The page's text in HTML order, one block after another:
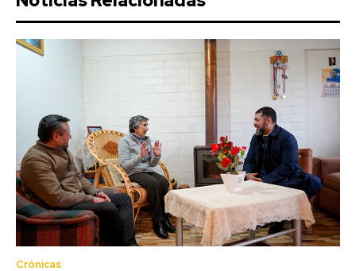
Crónicas